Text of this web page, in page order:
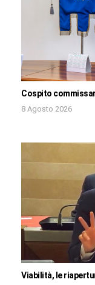
Cospito
8 Agosto 2026
Viabilità, le